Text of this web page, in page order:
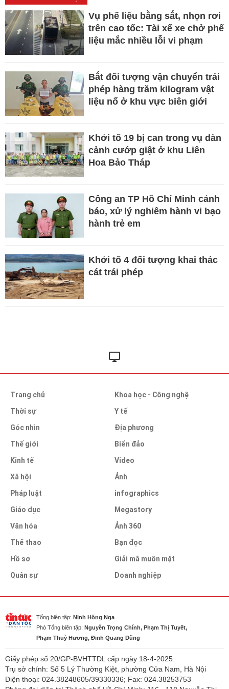
Vụ phế liệu bằng sắt, nhọn rơi
trên cao tốc: Tài xế xe chở phế
liệu mắc nhiều lỗi vi phạm
Bắt đối tượng vận chuyển trái
phép hàng trăm kilogram vật
liệu nổ ở khu vực biên giới
Khởi tố 19 bị can trong vụ dàn
cảnh cướp giật ở khu Liên
Hoa Bảo Tháp
Công an TP Hồ Chí Minh cảnh
báo, xử lý nghiêm hành vi bạo
hành trẻ em
Khởi tố 4 đối tượng khai thác
cát trái phép
Trang chủ
Thời sự
Góc nhìn
Thế giới
Kinh tế
Xã hội
Pháp luật
Giáo dục
Văn hóa
Thể thao
Hồ sơ
Quân sự
Khoa học - Công nghệ
Y tế
Địa phương
Biển đảo
Video
Ảnh
infographics
Megastory
Ảnh 360
Bạn đọc
Giải mã muôn mặt
Doanh nghiệp
Tổng biên tập: Ninh Hồng Nga
Phó Tổng biên tập: Nguyễn Trọng Chính, Phạm Thị Tuyết,
Phạm Thuỳ Hương, Đinh Quang Dũng
Giấy phép số 20/GP-BVHTTDL cấp ngày 18-4-2025.
Trụ sở chính: Số 5 Lý Thường Kiệt, phường Cửa Nam, Hà Nội
Điện thoại: 024.38248605/39330336; Fax: 024.38253753